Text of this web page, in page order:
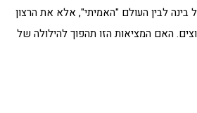
לבין העולם "האמיתי", אלא את הרצון
האם המציאות הזו תהפוך להילולה של